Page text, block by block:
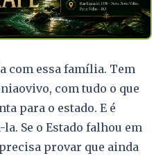
com essa família. Tem
com tudo o que
para o estado. E é
Se o Estado falhou em
provar que ainda